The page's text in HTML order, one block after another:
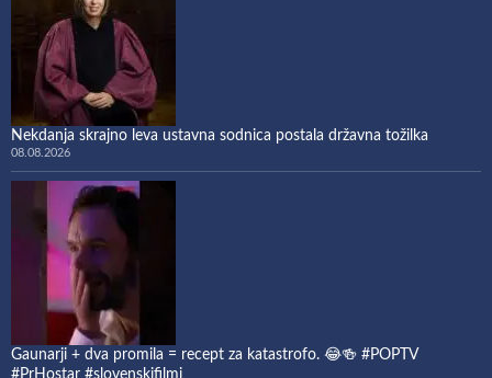
Nekdanja skrajno leva ustavna sodnica postala državna tožilka
08.08.2026
Gaunarji + dva promila = recept za katastrofo. 😂🍻 #POPTV
#PrHostar #slovenskifilmi